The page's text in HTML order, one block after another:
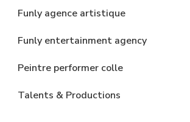
Funly agence artistique
Funly entertainment agency
Peintre performer colle
Talents & Productions